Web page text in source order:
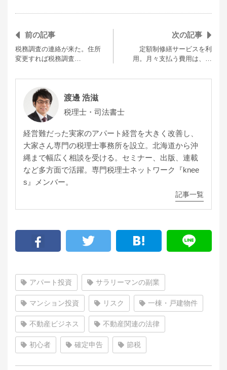
前の記事
税務調査の連絡が来た。住所
変更すれば税務調査…
次の記事
定額制修繕サービスを利
用。月々支払う費用は、…
渡邊 浩滋
税理士・司法書士
経営難だった実家のアパート経営を大きく改善し、
大家さん専門の税理士事務所を設立。北海道から沖
縄まで幅広く相談を受ける。セミナー、出版、連載
など多方面で活躍。専門税理士ネットワーク『knee
s』メンバー。
記事一覧
アパート投資 サラリーマンの副業
マンション投資 リスク 一棟・戸建物件
不動産ビジネス 不動産関連の法律
初心者 確定申告 節税